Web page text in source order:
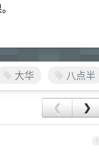
大华 八点半
❮ ❯
1